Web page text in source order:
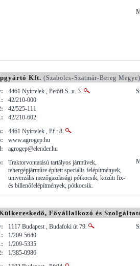
Kft. (Szabolcs-Szatmár-Bereg Megye)
4461 Nyírtelek , Petőfi S. u. 3.
42/210-000
42/525-111
42/210-602
4461 Nyírtelek , Pf.: 8.
www.agrogep.hu
agrogep@elender.hu
Traktorvontatású tartályos járművek,
tehergépjárműre épített speciális felépítmények,
univerzális mezőgazdasági pótkocsik, közúti fix-
és billenőfelépítmények, pótkocsik.
Fővállalkozó és
1117 Budapest , Budafoki út 79.
1/209-5640
1/209-5335
1/385-0986